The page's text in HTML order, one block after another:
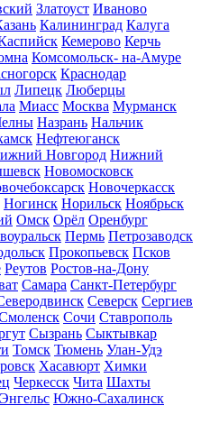
Златоуст Иваново
Калининград Калуга
Кемерово Керчь
Комсомольск- на-Амуре
Краснодар
Липецк Люберцы
Миасс Москва Мурманск
Назрань Нальчик
Нефтеюганск
Новгород Нижний
Новомосковск
Новочеркасск
Ногинск Норильск Ноябрьск
Омск Орёл Оренбург
Пермь Петрозаводск
Прокопьевск Псков
Реутов Ростов-на-Дону
Самара Санкт-Петербург
Северск Сергиев
Сочи Ставрополь
Сызрань Сыктывкар
Томск Тюмень Улан-Удэ
Хасавюрт Химки
Черкесск Чита Шахты
Энгельс Южно-Сахалинск